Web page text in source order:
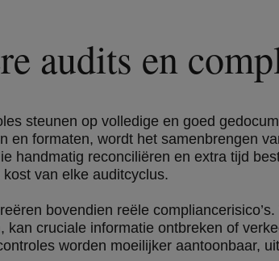
audits en
steunen op volledige en goed
en formaten, wordt het samenbrengen
handmatig reconciliëren en extra tijd
van elke auditcyclus.
bovendien reële
kan cruciale informatie ontbreken of
worden moeilijker aantoonbaar,